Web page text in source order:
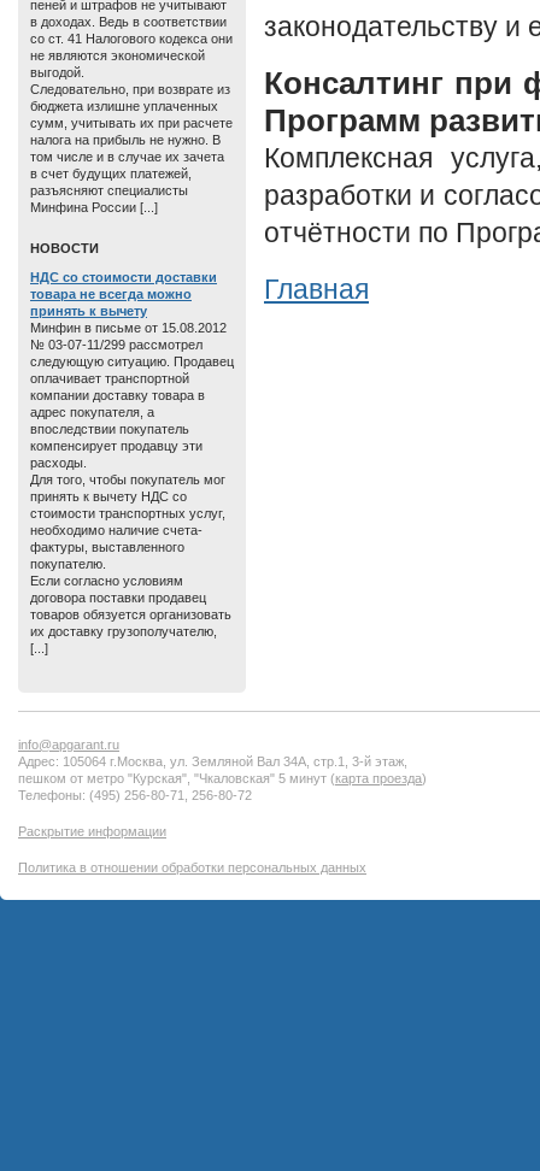
законодательству
Консалтинг
Программ
Комплексная
разработки и
отчётности по
Главная
пеней и штрафов не учитывают
в доходах. Ведь в соответствии
со ст. 41 Налогового кодекса они
не являются экономической
выгодой.
Следовательно, при возврате из
бюджета излишне уплаченных
сумм, учитывать их при расчете
налога на прибыль не нужно. В
том числе и в случае их зачета
в счет будущих платежей,
разъясняют специалисты
Минфина России [...]
HОВОСТИ
НДС со стоимости доставки
товара не всегда можно
принять к вычету
Минфин в письме от 15.08.2012
№ 03-07-11/299 рассмотрел
следующую ситуацию. Продавец
оплачивает транспортной
компании доставку товара в
адрес покупателя, а
впоследствии покупатель
компенсирует продавцу эти
расходы.
Для того, чтобы покупатель мог
принять к вычету НДС со
стоимости транспортных услуг,
необходимо наличие счета-
фактуры, выставленного
покупателю.
Если согласно условиям
договора поставки продавец
товаров обязуется организовать
их доставку грузополучателю,
[...]
info@apgarant.ru
Адрес: 105064 г.Москва, ул. Земляной Вал 34А, стр.1, 3-й этаж,
пешком от метро "Курская", "Чкаловская" 5 минут (карта проезда)
Телефоны: (495) 256-80-71, 256-80-72
Раскрытие информации
Политика в отношении обработки персональных данных